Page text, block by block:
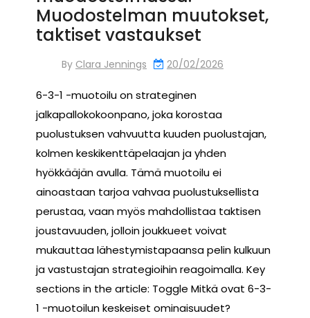
Muodostelman muutokset,
taktiset vastaukset
By Clara Jennings 20/02/2026
6-3-1 -muotoilu on strateginen
jalkapallokokoonpano, joka korostaa
puolustuksen vahvuutta kuuden puolustajan,
kolmen keskikenttäpelaajan ja yhden
hyökkääjän avulla. Tämä muotoilu ei
ainoastaan tarjoa vahvaa puolustuksellista
perustaa, vaan myös mahdollistaa taktisen
joustavuuden, jolloin joukkueet voivat
mukauttaa lähestymistapaansa pelin kulkuun
ja vastustajan strategioihin reagoimalla. Key
sections in the article: Toggle Mitkä ovat 6-3-
1 -muotoilun keskeiset ominaisuudet?